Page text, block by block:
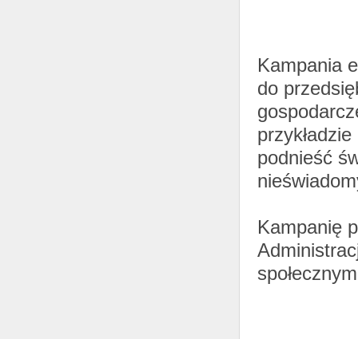
Kampania
do
podnieść
Kampanię